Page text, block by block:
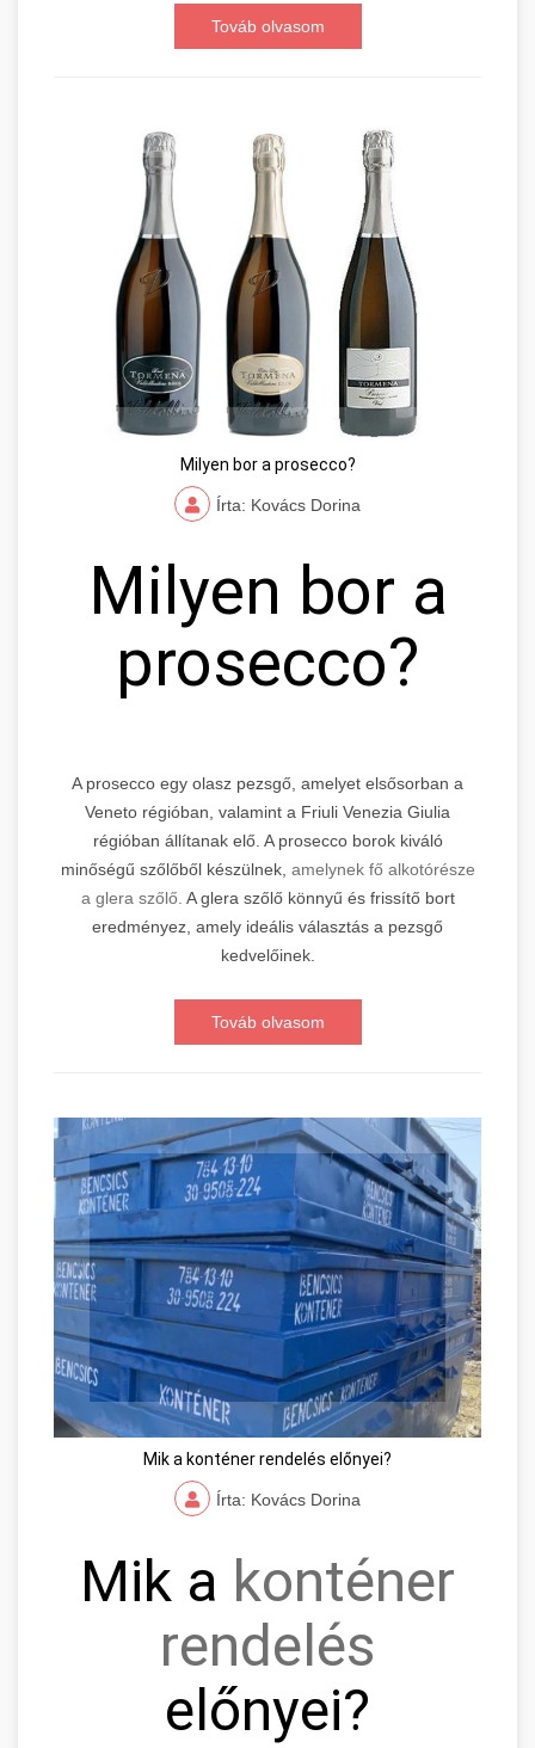
Továb olvasom
Milyen bor a prosecco?
Írta: Kovács Dorina
Milyen bor a
prosecco?
A prosecco egy olasz pezsgő, amelyet elsősorban a
Veneto régióban, valamint a Friuli Venezia Giulia
régióban állítanak elő. A prosecco borok kiváló
minőségű szőlőből készülnek, amelynek fő alkotórésze
a glera szőlő. A glera szőlő könnyű és frissítő bort
eredményez, amely ideális választás a pezsgő
kedvelőinek.
Továb olvasom
Mik a konténer rendelés előnyei?
Írta: Kovács Dorina
Mik a konténer
rendelés
előnyei?